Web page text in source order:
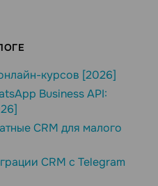
курсов [2026]
Business API:
CRM для малого
CRM с Telegram